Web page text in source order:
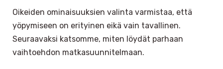
Oikeiden ominaisuuksien valinta varmistaa, että
yöpymiseen on erityinen eikä vain tavallinen.
Seuraavaksi katsomme, miten löydät parhaan
vaihtoehdon matkasuunnitelmaan.